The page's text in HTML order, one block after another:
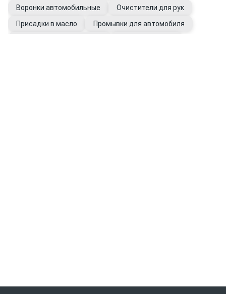
Воронки автомобильные
Очистители для рук
Присадки в масло
Промывки для автомобиля